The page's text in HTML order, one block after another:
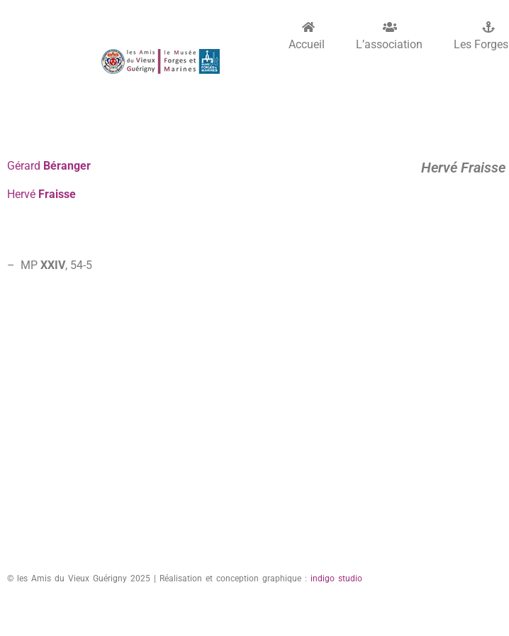
Accueil L’association Les Forges
Gérard Béranger
Hervé Fraisse
Hervé Fraisse
– MP XXIV, 54-5
© les Amis du Vieux Guérigny 2025 | Réalisation et conception graphique : indigo studio